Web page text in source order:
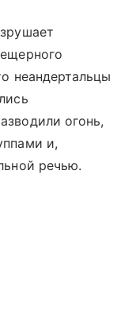
неандертальцы
огонь,
и,
речью.